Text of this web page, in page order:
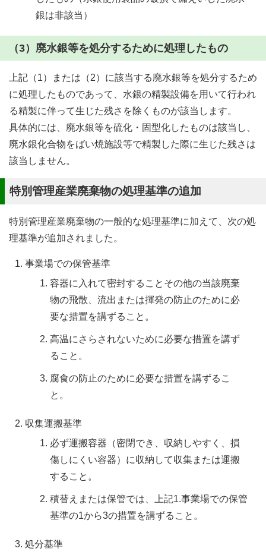
銀は非該当）
（3）廃水銀等を処分するために処理したもの
上記（1）または（2）に該当する廃水銀等を処分するため
に処理したものであって、水銀の精製設備を用いて行われ
る精製に伴って生じた残さを除くものが該当します。
具体的には、廃水銀等を硫化・固型化したものは該当し、
廃水銀化合物をばい焼施設等で精製した際に生じた残さは
該当しません。
特別管理産業廃棄物の処理基準の追加
特別管理産業廃棄物の一般的な処理基準に加えて、次の処
理基準が追加されました。
事業場での保管基準
容器に入れて密封することその他の当該廃棄
物の飛散、流出または揮発の防止のために必
要な措置を講ずること。
高温にさらされないために必要な措置を講ず
ること。
腐食の防止のために必要な措置を講ずるこ
と。
収集運搬基準
必ず運搬容器（密閉でき、収納しやすく、損
傷しにくい容器）に収納して収集または運搬
すること。
積替えまたは保管では、上記1.事業場での保管
基準の1から3の措置を講ずること。
処分基準